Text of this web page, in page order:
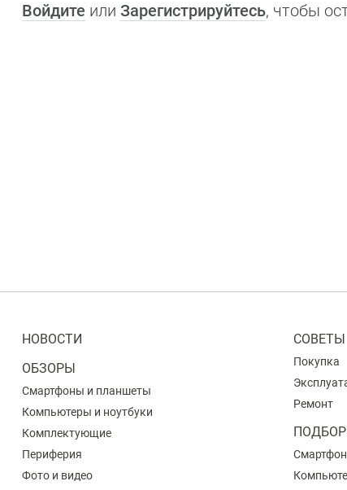
Войдите или Зарегистрируйтесь, чтобы
НОВОСТИ
ОБЗОРЫ
Смартфоны и планшеты
Компьютеры и ноутбуки
Комплектующие
Периферия
Фото и видео
СОВЕТЫ
Покупка
Ремонт